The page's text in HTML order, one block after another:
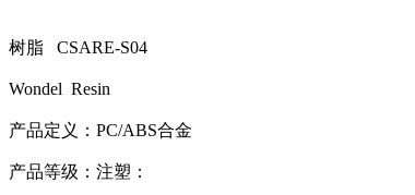
树脂 CSARE-S04
Wondel Resin
产品定义： PC/ABS合金
产品等级： 注塑：